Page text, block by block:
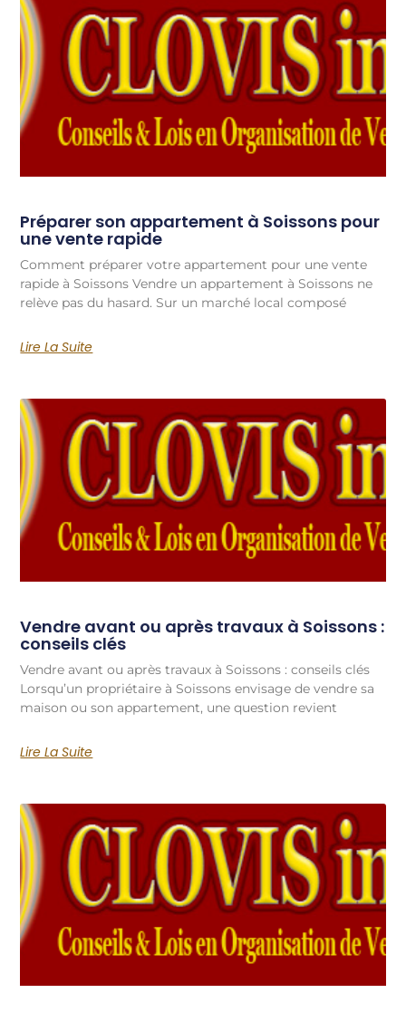
Préparer son appartement à Soissons pour
une vente rapide
Comment préparer votre appartement pour une vente
rapide à Soissons Vendre un appartement à Soissons ne
relève pas du hasard. Sur un marché local composé
Lire La Suite
Vendre avant ou après travaux à Soissons :
conseils clés
Vendre avant ou après travaux à Soissons : conseils clés
Lorsqu’un propriétaire à Soissons envisage de vendre sa
maison ou son appartement, une question revient
Lire La Suite